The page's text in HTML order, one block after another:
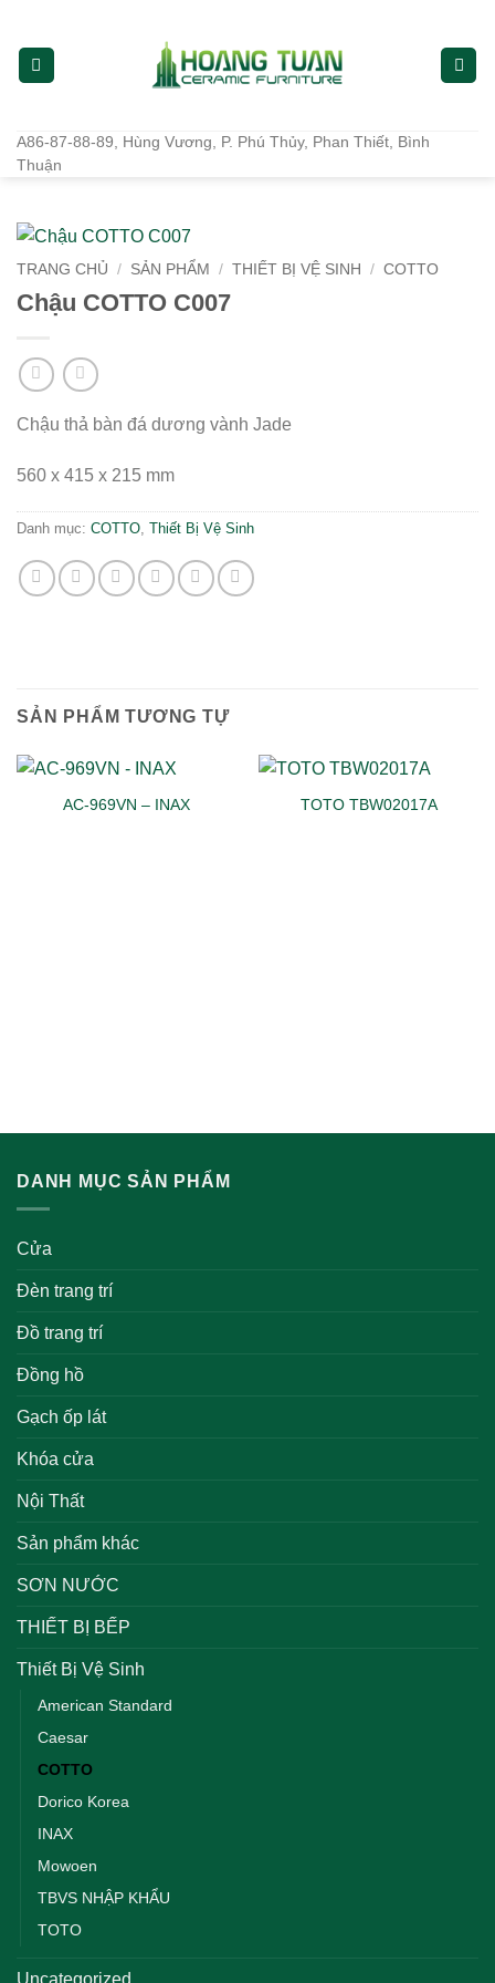
A86-87-88-89, Hùng Vương, P. Phú Thủy, Phan Thiết, Bình
Thuận
TRANG CHỦ / SẢN PHẨM / THIẾT BỊ VỆ SINH / COTTO
Chậu COTTO C007
Chậu thả bàn đá dương vành Jade
560 x 415 x 215 mm
Danh mục: COTTO, Thiết Bị Vệ Sinh
SẢN PHẨM TƯƠNG TỰ
AC-969VN – INAX TOTO TBW02017A
DANH MỤC SẢN PHẨM
Cửa
Đèn trang trí
Đồ trang trí
Đồng hồ
Gạch ốp lát
Khóa cửa
Nội Thất
Sản phẩm khác
SƠN NƯỚC
THIẾT BỊ BẾP
Thiết Bị Vệ Sinh
American Standard
Caesar
COTTO
Dorico Korea
INAX
Mowoen
TBVS NHẬP KHẨU
TOTO
Uncategorized